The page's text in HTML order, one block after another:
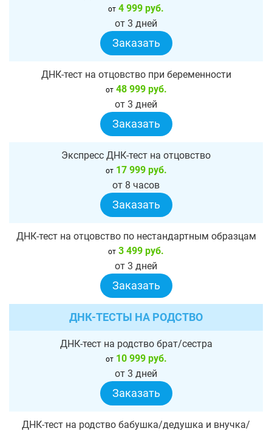
от 4 999 руб.
от 3 дней
Заказать
ДНК-тест на отцовство при беременности
от48 999 руб.
от 3 дней
Заказать
Экспресс ДНК-тест на отцовство
от17 999 руб.
от 8 часов
Заказать
ДНК-тест на отцовство по нестандартным образцам
от 3 499 руб.
от 3 дней
Заказать
ДНК-ТЕСТЫ НА РОДСТВО
ДНК-тест на родство брат/сестра
от10 999 руб.
от 3 дней
Заказать
ДНК-тест на родство бабушка/дедушка и внучка/